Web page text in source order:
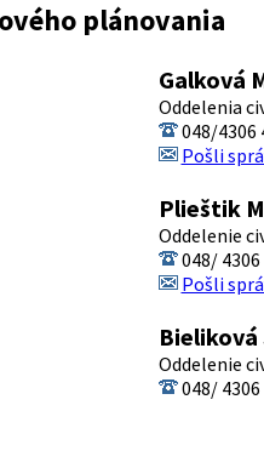
plánovania
Galková
Oddelenia
048/4306
Pošli
Plieštik
Oddelenie
048/ 4306
Pošli
Bieliková
Oddelenie
048/ 4306